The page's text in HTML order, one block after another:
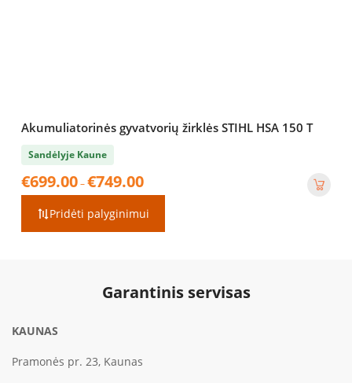
Akumuliatorinės gyvatvorių žirklės STIHL HSA 150 T
Sandėlyje Kaune
€699.00–€749.00Price
€699.00
Pridėti palyginimui
Garantinis servisas
KAUNAS
Pramonės pr. 23, Kaunas